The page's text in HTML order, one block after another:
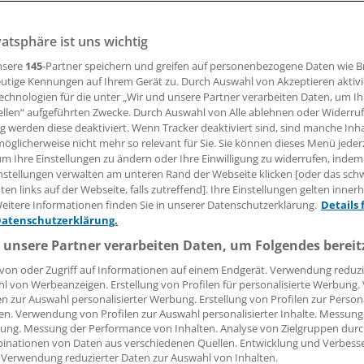
Todesursache in Deutschland, die
den Geschlechtern, regional und bei den
zeigen die Besonderheiten in Tabellen, Grafiken und
Leserin, lieber Leser,
Beitrag können Sie lesen, sobald Sie sich eingeloggt
Jetzt anmelden »
Kostenlos
vergessen?
ist mit wenigen Klicks erledigt und kostenlos.
des kostenlosen Login:
Analysen, Hintergründe und Infografiken
Interviews und Praxis-Tipps
ist uns wichtig
145-Partner speichern und greifen auf personenbezogene Daten wie
Kennungen auf Ihrem Gerät zu. Durch Auswahl von Akzeptieren
für die unter „Wir und unsere Partner verarbeiten Daten, um
aufgeführten Zwecke. Durch Auswahl von Alle ablehnen oder
werden diese deaktiviert. Wenn Tracker deaktiviert sind, sind manche
nicht mehr so relevant für Sie. Sie können dieses Menü
Ihre Einstellungen zu ändern oder Ihre Einwilligung zu widerrufen, indem
verwalten am unteren Rand der Webseite klicken [oder das
links auf der Webseite, falls zutreffend]. Ihre Einstellungen gelten
Informationen finden Sie in unserer Datenschutzerklärung. Details
Partner verarbeiten Daten, um Folgendes
oder Zugriff auf Informationen auf einem Endgerät. Verwendung
von Werbeanzeigen. Erstellung von Profilen für personalisierte
zur Auswahl personalisierter Werbung. Erstellung von Profilen zur
Verwendung von Profilen zur Auswahl personalisierter Inhalte.
Messung der Performance von Inhalten. Analyse von Zielgruppen
von Daten aus verschiedenen Quellen. Entwicklung und
reduzierter Daten zur Auswahl von Inhalten.